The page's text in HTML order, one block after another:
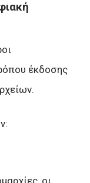
έκδοσης